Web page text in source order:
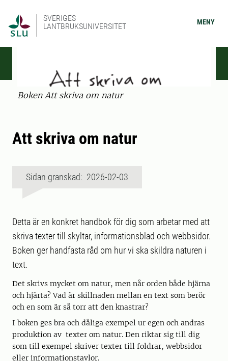
SVERIGES
LANTBRUKSUNIVERSITET
MENY
Boken Att skriva om natur
Att skriva om natur
Sidan granskad: 2026-02-03
Detta är en konkret handbok för dig som arbetar med att
skriva texter till skyltar, informationsblad och webbsidor.
Boken ger handfasta råd om hur vi ska skildra naturen i
text.
Det skrivs mycket om natur, men når orden både hjärna
och hjärta? Vad är skillnaden mellan en text som berör
och en som är så torr att den knastrar?
I boken ges bra och dåliga exempel ur egen och andras
produktion av texter om natur. Den riktar sig till dig
som till exempel skriver texter till foldrar, webbsidor
eller informationstavlor.